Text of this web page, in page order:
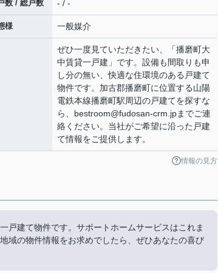
数 / 総戸数 - / -
様 一般媒介
ぜひ一度見ていただきたい、「播磨町大
中賃貸一戸建」です。設備も間取りも申
し分の無い、快適な住環境のある戸建て
物件です。加古郡播磨町に位置する山陽
電鉄本線播磨町駅周辺の戸建てを探すな
ら、bestroom@fudosan-crm.jpまでご連
絡ください。当社がご希望に沿った戸建
て情報をご提供します。
情報の見方
戸建て物件です。サポートホームサービスはこれま
域の物件情報をお求めでしたら、ぜひあなたの喜び